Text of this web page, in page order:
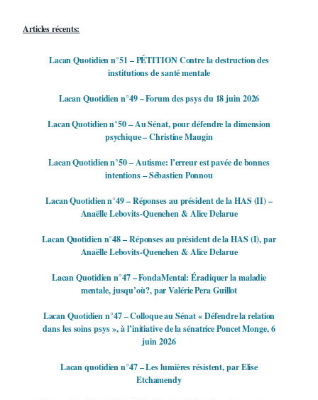
Articles récents:
Lacan Quotidien n°51 – PÉTITION Contre la destruction des
institutions de santé mentale
Lacan Quotidien n°49 – Forum des psys du 18 juin 2026
Lacan Quotidien n°50 – Au Sénat, pour défendre la dimension
psychique – Christine Maugin
Lacan Quotidien n°50 – Autisme: l’erreur est pavée de bonnes
intentions – Sébastien Ponnou
Lacan Quotidien n°49 – Réponses au président de la HAS (II) –
Anaëlle Lebovits-Quenehen & Alice Delarue
Lacan Quotidien n°48 – Réponses au président de la HAS (I), par
Anaëlle Lebovits-Quenehen & Alice Delarue
Lacan Quotidien n°47 – FondaMental: Éradiquer la maladie
mentale, jusqu’où?, par Valérie Pera Guillot
Lacan Quotidien n°47 – Colloque au Sénat « Défendre la relation
dans les soins psys », à l’initiative de la sénatrice Poncet Monge, 6
juin 2026
Lacan quotidien n°47 – Les lumières résistent, par Elise
Etchamendy